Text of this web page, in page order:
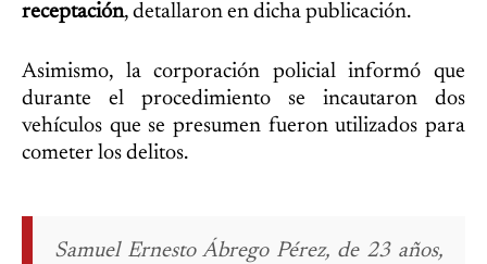
receptación, detallaron en dicha publicación.
Asimismo, la corporación policial informó que
durante el procedimiento se incautaron dos
vehículos que se presumen fueron utilizados para
cometer los delitos.
Samuel Ernesto Ábrego Pérez, de 23 años,